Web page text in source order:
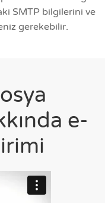
SMTP bilgilerini ve
gerekebilir.
e-